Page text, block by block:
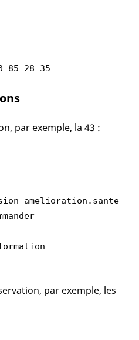
85 28 35
par exemple, la 43 :
amelioration.sante
par exemple, les